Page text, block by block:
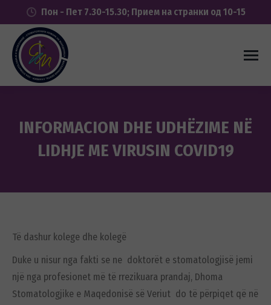
Пон - Пет 7.30-15.30; Прием на странки од 10-15
INFORMACION DHE UDHËZIME NË
LIDHJE ME VIRUSIN COVID19
Të dashur kolege dhe kolegë
Duke u nisur nga fakti se ne doktorët e stomatologjisë jemi
një nga profesionet më të rrezikuara prandaj, Dhoma
Stomatologjike e Maqedonisë së Veriut do të përpiqet që në